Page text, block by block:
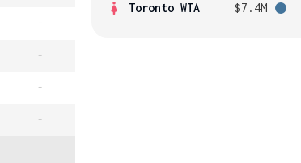
-
-
-
-
Toronto WTA
$7.4M